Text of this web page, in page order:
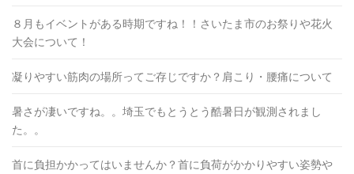
８月もイベントがある時期ですね！！さいたま市のお祭りや花火
大会について！
凝りやすい筋肉の場所ってご存じですか？肩こり・腰痛について
暑さが凄いですね。。埼玉でもとうとう酷暑日が観測されまし
た。。
首に負担かかってはいませんか？首に負荷がかかりやすい姿勢や